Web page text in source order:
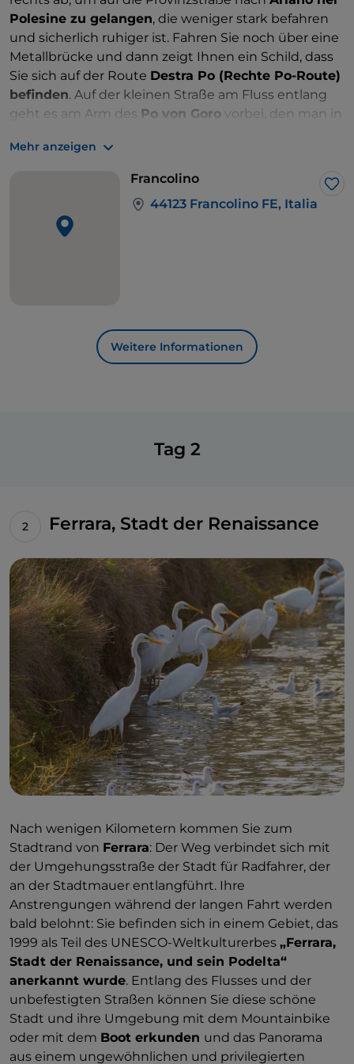
Polesine zu gelangen, die weniger stark befahren
und sicherlich ruhiger ist. Fahren Sie noch über eine
Metallbrücke und dann zeigt Ihnen ein Schild, dass
Sie sich auf der Route Destra Po (Rechte Po-Route)
befinden. Auf der kleinen Straße am Fluss entlang
geht es am Arm des Po von Goro vorbei, den man in
Hauptarm des Po von Venedig erreicht. Die Strecke
verläuft fast vollständig über einen Weg, der
Radfahrern und Fußgängern vorbehalten ist. Nur auf
einigen kurzen Abschnitten ist er auch für
Kraftfahrzeuge befahrbar. Einige Hinweise entlang
Polesella überquert haben, erreichen Sie, fleißig in
die Pedale tretend, das DorfFrancolino
Mehr anzeigen
Francolino
44123 Francolino FE, Italia
Weitere Informationen
Tag 2
Ferrara, Stadt der Renaissance
Nach wenigen Kilometern kommen Sie zum
Stadtrand von Ferrara: Der Weg verbindet sich mit
der Umgehungsstraße der Stadt für Radfahrer, der
an der Stadtmauer entlangführt. Ihre
Anstrengungen während der langen Fahrt werden
bald belohnt: Sie befinden sich in einem Gebiet, das
1999 als Teil des UNESCO-Weltkulturerbes „Ferrara,
Stadt der Renaissance, und sein Podelta“
anerkannt wurde. Entlang des Flusses und der
unbefestigten Straßen können Sie diese schöne
Stadt und ihre Umgebung mit dem Mountainbike
oder mit dem Boot erkunden und das Panorama
aus einem ungewöhnlichen und privilegierten